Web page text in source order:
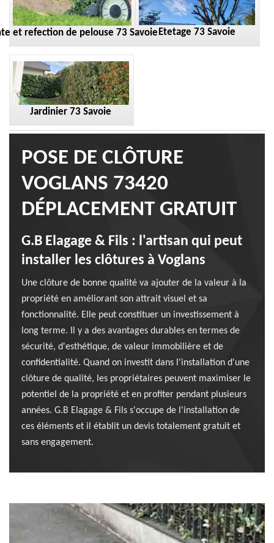
et refection de pelouse 73 Savoie Etetage 73 Savoie
Jardinier 73 Savoie
POSE DE CLÔTURE
VOGLANS 73420
DÉPLACEMENT GRATUIT
G.B Elagage & Fils : l'artisan qui peut
installer les clôtures à Voglans
Une clôture de bonne qualité va ajouter de la valeur à la
propriété en améliorant son attrait visuel et sa
fonctionnalité. Elle peut constituer un investissement à
long terme. Il y a des avantages durables en termes de
sécurité, d'esthétique, de valeur immobilière et de
confidentialité. Quand on investit dans l'installation d'une
clôture de qualité, les propriétaires peuvent maximiser le
potentiel de la propriété et en profiter pendant plusieurs
années. G.B Elagage & Fils s'occupe de l'installation de
ces éléments et il établit un devis totalement gratuit et
sans engagement.